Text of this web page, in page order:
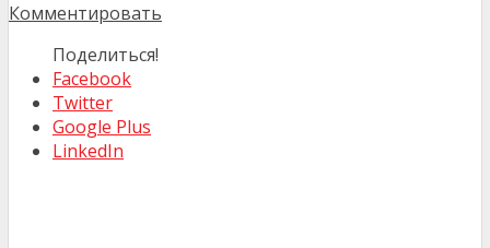
Комментировать
Поделиться!
Facebook
Twitter
Google Plus
LinkedIn